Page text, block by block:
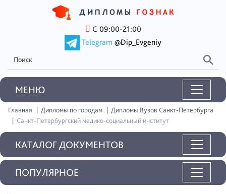
С 09:00-21:00
Telegram @Dip_Evgeniy
MEНЮ
Главная Дипломы по городам
Дипломы Вузов Санкт-Петербурга
Санкт-Петербургский медико-социальный институт
КАТАЛОГ ДОКУМЕНТОВ
ПОПУЛЯРНОЕ